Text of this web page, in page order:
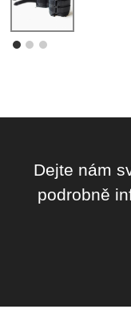
Dejte nám
podrobně